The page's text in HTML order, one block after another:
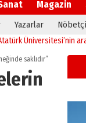
Magazin
Yazarlar
araştırma
saklıdır”